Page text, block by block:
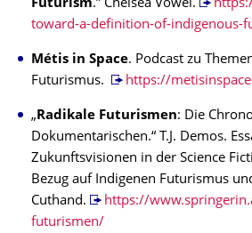
Futurism.” Chelsea Vowel.
toward-a-definition-of-indigenous-
Métis in Space. Podcast zu
Futurismus.
https://
„ Radikale Futurismen: Die
Dokumentarischen.“ T.J. Demos.
Zukunftsvisionen in der Science
Bezug auf Indigenen Futurismus
Cuthand.
https://
futurismen/